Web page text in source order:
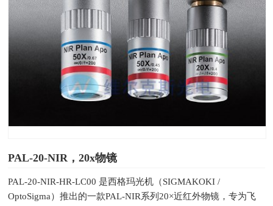
PAL-20-NIR，20x物镜
PAL-20-NIR-HR-LC00 是西格玛光机（SIGMAKOKI /
OptoSigma）推出的一款PAL-NIR系列20×近红外物镜，专为飞